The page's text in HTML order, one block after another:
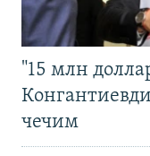
"15 млн
чечим